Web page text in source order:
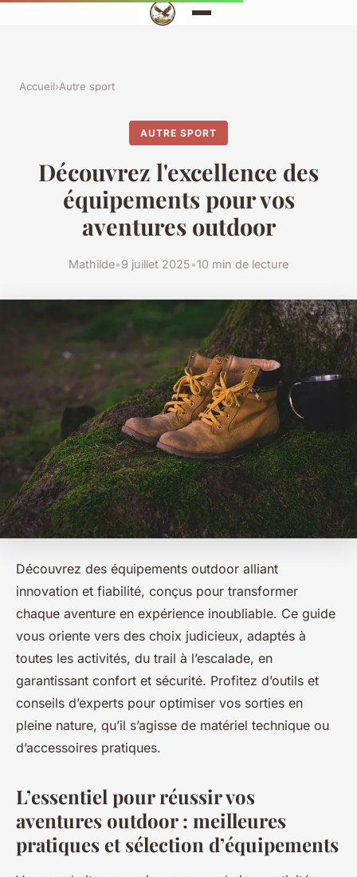
Accueil›Autre sport
AUTRE SPORT
Découvrez l'excellence des
équipements pour vos
aventures outdoor
Mathilde•9 juillet 2025•10 min de lecture
Découvrez des équipements outdoor alliant
innovation et fiabilité, conçus pour transformer
chaque aventure en expérience inoubliable. Ce guide
vous oriente vers des choix judicieux, adaptés à
toutes les activités, du trail à l’escalade, en
garantissant confort et sécurité. Profitez d’outils et
conseils d’experts pour optimiser vos sorties en
pleine nature, qu’il s’agisse de matériel technique ou
d’accessoires pratiques.
L’essentiel pour réussir vos
aventures outdoor : meilleures
pratiques et sélection d’équipements